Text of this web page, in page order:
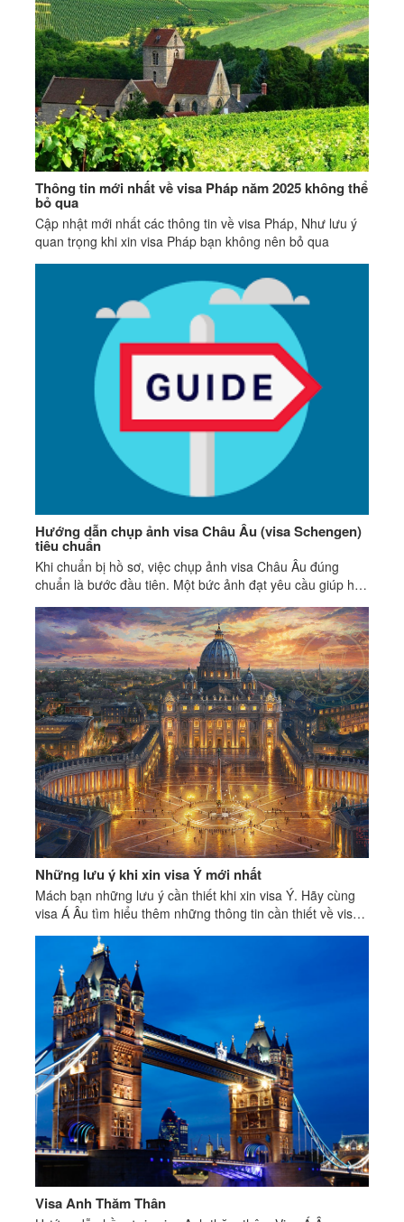
Thông tin mới nhất về visa Pháp năm 2025 không thể
bỏ qua
Cập nhật mới nhất các thông tin về visa Pháp, Như lưu ý
quan trọng khi xin visa Pháp bạn không nên bỏ qua
Hướng dẫn chụp ảnh visa Châu Âu (visa Schengen)
tiêu chuẩn
Khi chuẩn bị hồ sơ, việc chụp ảnh visa Châu Âu đúng
chuẩn là bước đầu tiên. Một bức ảnh đạt yêu cầu giúp hồ
Những lưu ý khi xin visa Ý mới nhất
Mách bạn những lưu ý cần thiết khi xin visa Ý. Hãy cùng
visa Á Âu tìm hiểu thêm những thông tin cần thiết về visa
Visa Anh Thăm Thân